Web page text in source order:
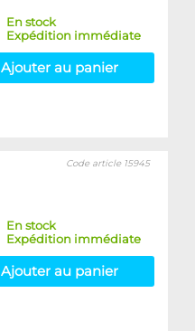
En stock
Expédition immédiate
Ajouter au panier
Code article 15945
En stock
Expédition immédiate
Ajouter au panier